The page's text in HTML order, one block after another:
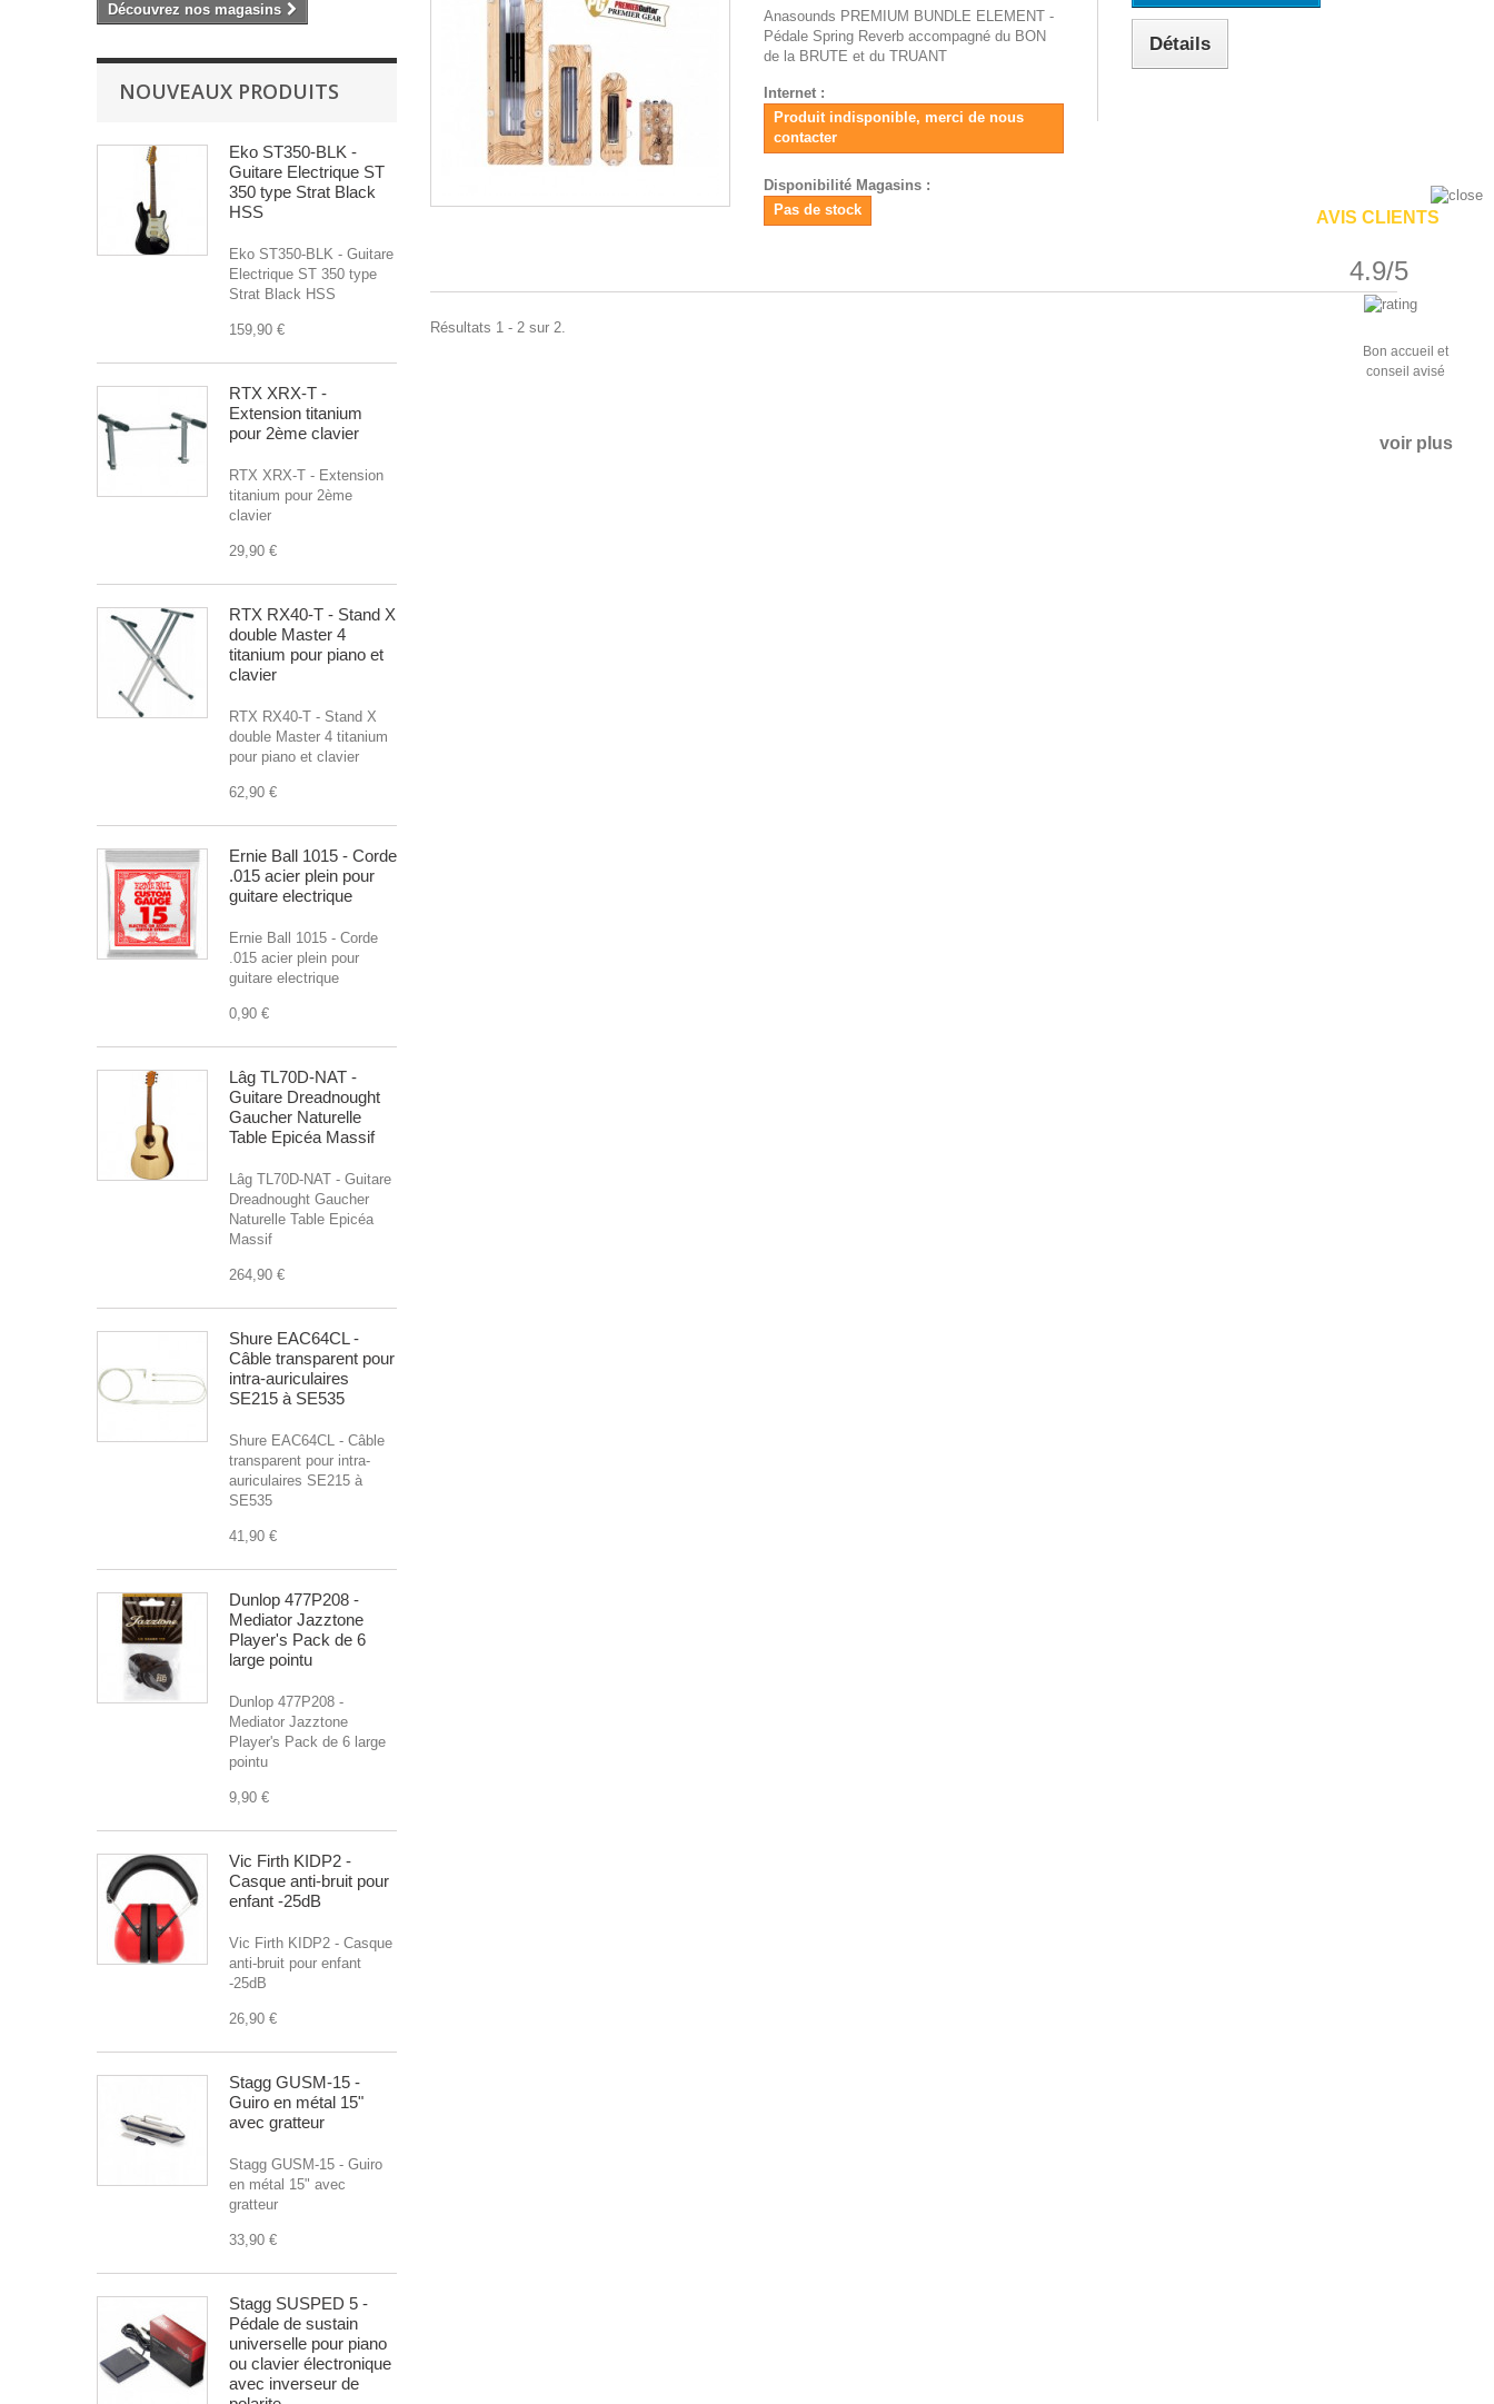
Découvrez nos magasins
NOUVEAUX PRODUITS
Eko ST350-BLK -
Guitare Electrique ST
350 type Strat Black
HSS
Eko ST350-BLK - Guitare
Electrique ST 350 type
Strat Black HSS
159,90 €
RTX XRX-T -
Extension titanium
pour 2ème clavier
RTX XRX-T - Extension
titanium pour 2ème
clavier
29,90 €
RTX RX40-T - Stand X
double Master 4
titanium pour piano et
clavier
RTX RX40-T - Stand X
double Master 4 titanium
pour piano et clavier
62,90 €
Ernie Ball 1015 - Corde
.015 acier plein pour
guitare electrique
Ernie Ball 1015 - Corde
.015 acier plein pour
guitare electrique
0,90 €
Lâg TL70D-NAT -
Guitare Dreadnought
Gaucher Naturelle
Table Epicéa Massif
Lâg TL70D-NAT - Guitare
Dreadnought Gaucher
Naturelle Table Epicéa
Massif
264,90 €
Shure EAC64CL -
Câble transparent pour
intra-auriculaires
SE215 à SE535
Shure EAC64CL - Câble
transparent pour intra-
auriculaires SE215 à
SE535
41,90 €
Dunlop 477P208 -
Mediator Jazztone
Player's Pack de 6
large pointu
Dunlop 477P208 -
Mediator Jazztone
Player's Pack de 6 large
pointu
9,90 €
Vic Firth KIDP2 -
Casque anti-bruit pour
enfant -25dB
Vic Firth KIDP2 - Casque
anti-bruit pour enfant
-25dB
26,90 €
Stagg GUSM-15 -
Guiro en métal 15"
avec gratteur
Stagg GUSM-15 - Guiro
en métal 15" avec
gratteur
33,90 €
Stagg SUSPED 5 -
Pédale de sustain
universelle pour piano
ou clavier électronique
avec inverseur de
Anasounds PREMIUM BUNDLE ELEMENT -
Pédale Spring Reverb accompagné du BON
de la BRUTE et du TRUANT
Internet :
Produit indisponible, merci de nous
contacter
Disponibilité Magasins :
Pas de stock
Détails
Résultats 1 - 2 sur 2.
AVIS CLIENTS
4.9/5
Bon accueil et
conseil avisé
voir plus